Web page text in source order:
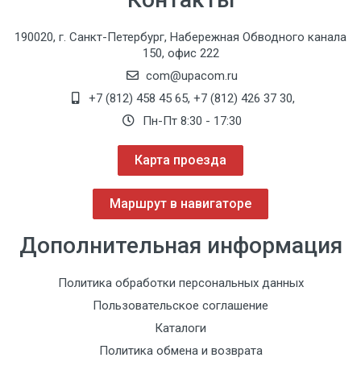
190020, г. Санкт-Петербург, Набережная Обводного канала
150, офис 222
com@upacom.ru
+7 (812) 458 45 65, +7 (812) 426 37 30,
Пн-Пт 8:30 - 17:30
Карта проезда
Маршрут в навигаторе
Дополнительная информация
Политика обработки персональных данных
Пользовательское соглашение
Каталоги
Политика обмена и возврата